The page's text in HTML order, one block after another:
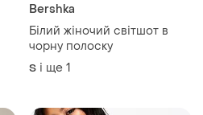
Bershka
Білий жіночий світшот в
чорну полоску
S і ще 1